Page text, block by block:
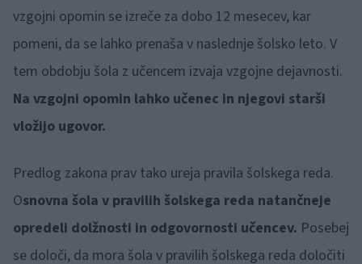
vzgojni opomin se izreče za dobo 12 mesecev, kar
pomeni, da se lahko prenaša v naslednje šolsko leto. V
tem obdobju šola z učencem izvaja vzgojne dejavnosti.
Na vzgojni opomin lahko učenec in njegovi starši
vložijo ugovor.
Predlog zakona prav tako ureja pravila šolskega reda.
Osnovna šola v pravilih šolskega reda natančneje
opredeli dolžnosti in odgovornosti učencev. Posebej
se določi, da mora šola v pravilih šolskega reda določiti